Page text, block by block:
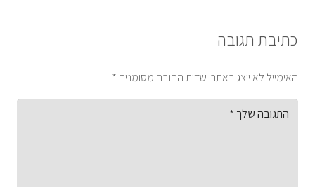
כתיבת תגובה
האימייל לא יוצג באתר. שדות החובה מסומנים *